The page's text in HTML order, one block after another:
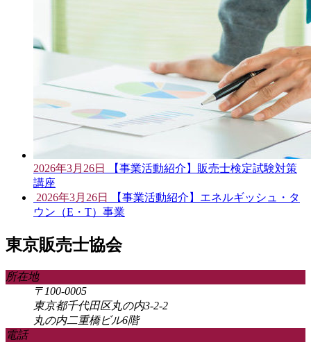
2026年3月26日
【事業活動紹介】販売士検定試験対策
講座
2026年3月26日
【事業活動紹介】エネルギッシュ・タ
ウン（E・T）事業
東京販売士協会
所在地
〒100-0005
東京都千代田区丸の内3-2-2
丸の内二重橋ビル6階
電話